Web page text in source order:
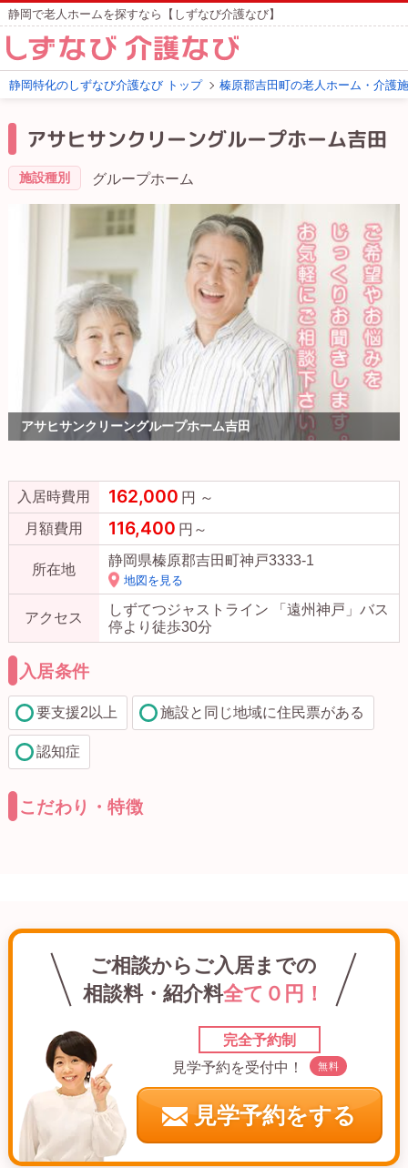
静岡で老人ホームを探すなら【しずなび介護なび】
静岡特化のしずなび介護なび トップ 榛原郡吉田町の老人ホーム・介護
アサヒサンクリーングループホーム吉田
施設種別 グループホーム
アサヒサンクリーングループホーム吉田
入居時費用 162,000 円 ～
月額費用
116,400 円～
所在地
静岡県榛原郡吉田町神戸3333-1
地図を見る
アクセス
しずてつジャストライン 「遠州神戸」バス
停より徒歩30分
入居条件
要支援2以上 施設と同じ地域に住民票がある
認知症
こだわり・特徴
ご相談からご入居までの
相談料・紹介料全て０円！
完全予約制
見学予約を受付中！
無料
見学予約をする